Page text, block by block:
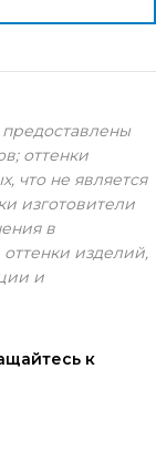
оттенки
что не является
изготовители
в
изделий,
и
к